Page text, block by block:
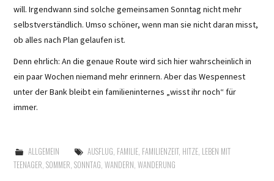
will. Irgendwann sind solche gemeinsamen Sonntag nicht mehr
selbstverständlich. Umso schöner, wenn man sie nicht daran misst,
ob alles nach Plan gelaufen ist.
Denn ehrlich: An die genaue Route wird sich hier wahrscheinlich in
ein paar Wochen niemand mehr erinnern. Aber das Wespennest
unter der Bank bleibt ein familieninternes „wisst ihr noch“ für
immer.
ALLGEMEIN AUSFLUG FAMILIE, FAMILIENZEIT, HITZE, LEBEN MIT
TEENAGER ,SOMMER ,SONNTAG ,WANDERN ,WANDERUNG